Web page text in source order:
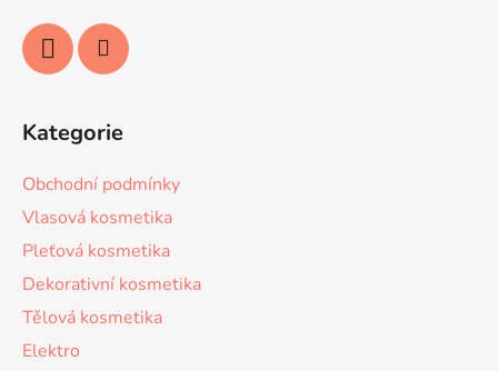
Kategorie
Obchodní podmínky
Vlasová kosmetika
Pleťová kosmetika
Dekorativní kosmetika
Tělová kosmetika
Elektro